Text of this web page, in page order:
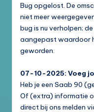
Bug opgelost. De
niet meer
bug is nu verholpen;
aangepast waardoor
geworden.
07-10-2025: Voeg
Heb je een Saab 90
Of (extra) informatie
direct bij ons melden